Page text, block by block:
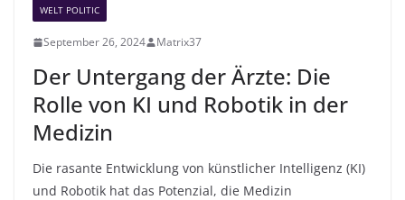
WELT POLITIC
September 26, 2024 Matrix37
Der Untergang der Ärzte: Die
Rolle von KI und Robotik in der
Medizin
Die rasante Entwicklung von künstlicher Intelligenz (KI)
und Robotik hat das Potenzial, die Medizin